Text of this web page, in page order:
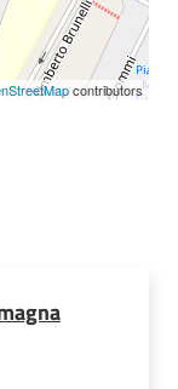
contributors